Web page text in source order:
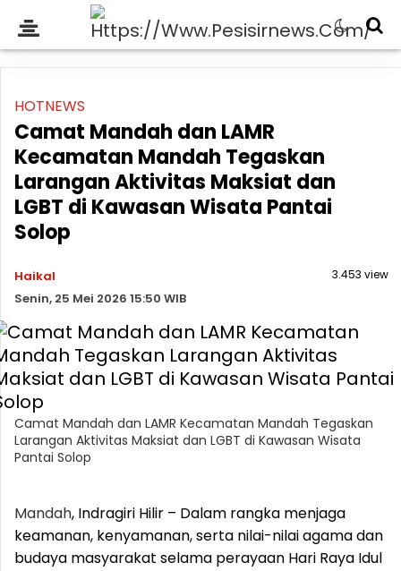
HOTNEWS
Camat Mandah dan LAMR
Kecamatan Mandah Tegaskan
Larangan Aktivitas Maksiat dan
LGBT di Kawasan Wisata Pantai
Solop
Haikal
Senin, 25 Mei 2026 15:50 WIB
3.453 view
Camat Mandah dan LAMR Kecamatan Mandah Tegaskan
Larangan Aktivitas Maksiat dan LGBT di Kawasan Wisata
Pantai Solop
Mandah, Indragiri Hilir – Dalam rangka menjaga
keamanan, kenyamanan, serta nilai-nilai agama dan
budaya masyarakat selama perayaan Hari Raya Idul